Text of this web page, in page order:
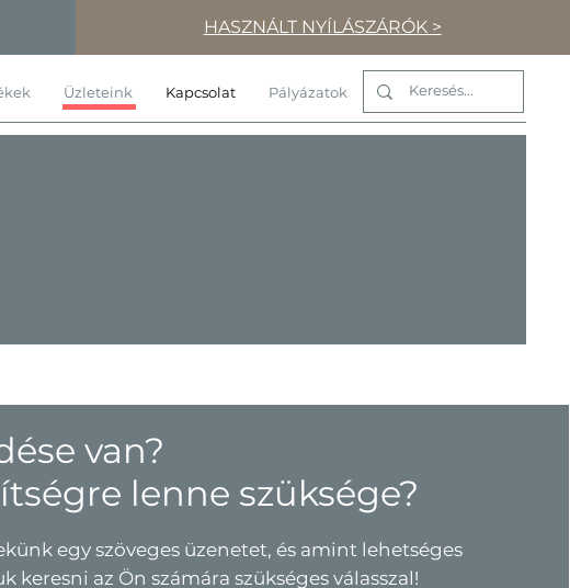
HASZNÁLT NYÍLÁSZÁRÓK >
Üzleteink Kapcsolat Pályázatok
van?
lenne szüksége?
egy szöveges üzenetet, és amint lehetséges
keresni az Ön számára szükséges válasszal!